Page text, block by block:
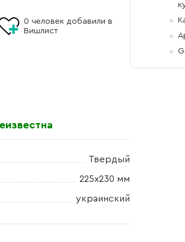
0 человек добавили в
Вишлист
Твердый
225х230 мм
украинский